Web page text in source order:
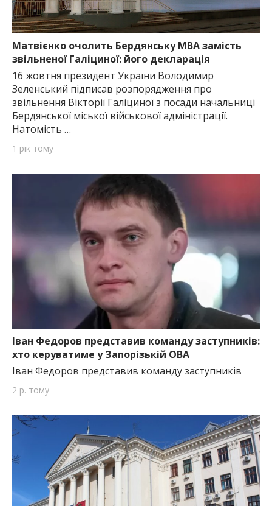
Матвієнко очолить Бердянську МВА замість
звільненої Галіциної: його декларація
16 жовтня президент України Володимир
Зеленський підписав розпорядження про
звільнення Вікторії Галіциної з посади начальниці
Бердянської міської військової адміністрації.
Натомість …
1 рік тому
Іван Федоров представив команду заступників:
хто керуватиме у Запорізькій ОВА
Іван Федоров представив команду заступників
2 р. тому